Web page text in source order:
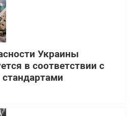
Украины
в соответствии с